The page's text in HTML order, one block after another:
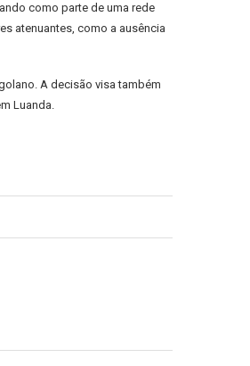
como parte de uma rede
atenuantes, como a ausência
A decisão visa também
Luanda.